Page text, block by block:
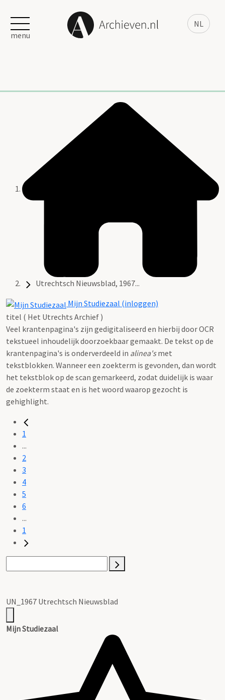
NL
menu
Utrechtsch Nieuwsblad, 1967...
Mijn Studiezaal (inloggen)
titel ( Het Utrechts Archief )
Veel krantenpagina's zijn gedigitaliseerd en hierbij door OCR
tekstueel inhoudelijk doorzoekbaar gemaakt. De tekst op de
krantenpagina's is onderverdeeld in alinea'smet
tekstblokken. Wanneer een zoekterm is gevonden, dan wordt
het tekstblok op de scan gemarkeerd, zodat duidelijk is waar
de zoekterm staat en is het woord waarop gezocht is
gehighlight.
1
...
2
3
4
5
6
...
1
UN_1967 Utrechtsch Nieuwsblad
Mijn Studiezaal